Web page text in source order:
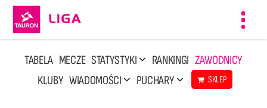
TABELA MECZE STATYSTYKI RANKINGI ZAWODNICY
KLUBY WIADOMOŚCI PUCHARY SKLEP